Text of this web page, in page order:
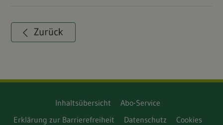
Inhaltsübersicht
Abo-Service
Erklärung zur Barrierefreiheit
Datenschutz
Cookies